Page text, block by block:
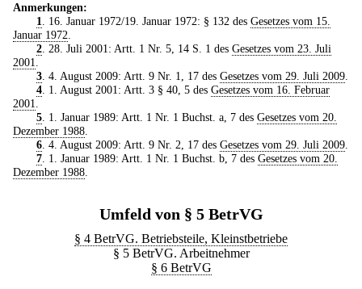
Anmerkungen:
1. 16. Januar 1972/19. Januar 1972: § 132 des Gesetzes vom 15.
Januar 1972.
2. 28. Juli 2001: Artt. 1 Nr. 5, 14 S. 1 des Gesetzes vom 23. Juli
2001.
3. 4. August 2009: Artt. 9 Nr. 1, 17 des Gesetzes vom 29. Juli 2009.
4. 1. August 2001: Artt. 3 § 40, 5 des Gesetzes vom 16. Februar
2001.
5. 1. Januar 1989: Artt. 1 Nr. 1 Buchst. a, 7 des Gesetzes vom 20.
Dezember 1988.
6. 4. August 2009: Artt. 9 Nr. 2, 17 des Gesetzes vom 29. Juli 2009.
7. 1. Januar 1989: Artt. 1 Nr. 1 Buchst. b, 7 des Gesetzes vom 20.
Dezember 1988.
Umfeld von § 5 BetrVG
§ 4 BetrVG. Betriebsteile, Kleinstbetriebe
§ 5 BetrVG. Arbeitnehmer
§ 6 BetrVG